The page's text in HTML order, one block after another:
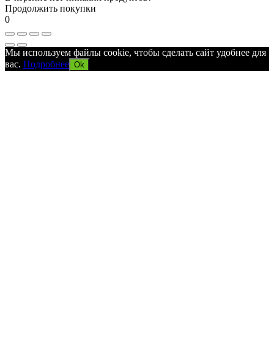
Продолжить покупки
0
Мы используем файлы cookie, чтобы сделать сайт удобнее для
вас. Подробнее Ok